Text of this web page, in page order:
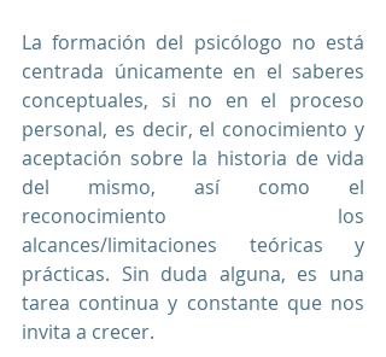
La formación del psicólogo no está
centrada únicamente en el saberes
conceptuales, si no en el proceso
personal, es decir, el conocimiento y
aceptación sobre la historia de vida
del mismo, así como el
reconocimiento los
alcances/limitaciones teóricas y
prácticas. Sin duda alguna, es una
tarea continua y constante que nos
invita a crecer.